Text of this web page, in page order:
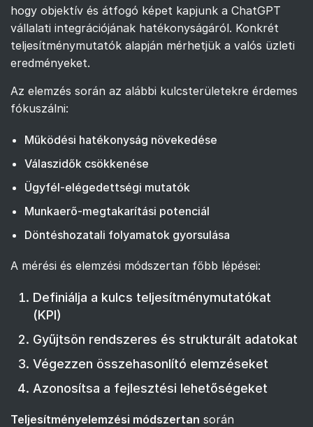
hogy objektív és átfogó képet kapjunk a ChatGPT
vállalati integrációjának hatékonyságáról. Konkrét
teljesítménymutatók alapján mérhetjük a valós üzleti
eredményeket.
Az elemzés során az alábbi kulcsterületekre érdemes
fókuszálni:
Működési hatékonyság növekedése
Válaszidők csökkenése
Ügyfél-elégedettségi mutatók
Munkaerő-megtakarítási potenciál
Döntéshozatali folyamatok gyorsulása
A mérési és elemzési módszertan főbb lépései:
Definiálja a kulcs teljesítménymutatókat
(KPI)
Gyűjtsön rendszeres és strukturált adatokat
Végezzen összehasonlító elemzéseket
Azonosítsa a fejlesztési lehetőségeket
Teljesítményelemzési módszertan során